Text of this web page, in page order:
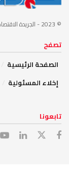
© 2023 - الجريدة
تصفح
الصفحة الرئيسية
إخلاء المسئولية
تابعونا